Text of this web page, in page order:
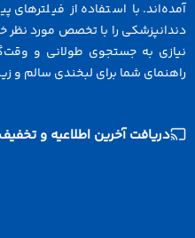
با استفاده از فیلترهای
را با تخصص مورد نظر
به جستجوی طولانی و
شما برای لبخندی سالم و زیبا.
دریافت آخرین اطلاعیه و تخفیف ها